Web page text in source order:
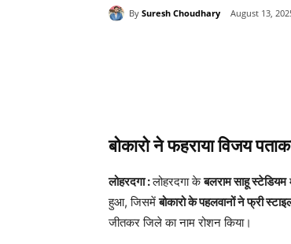
By Suresh Choudhary August 13,
बोकारो ने फहराया विजय
लोहरदगा :लोहरदगा केबलराम साहू स्टेडियम
हुआ, जिसमेंबोकारो के पहलवानों ने फ्री
जीतकर जिले का नाम रोशन किया।